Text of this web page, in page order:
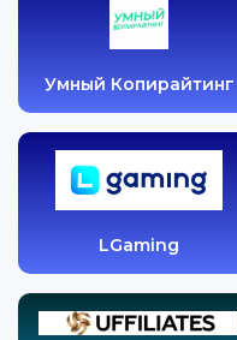
Умный Копирайтинг
LGaming